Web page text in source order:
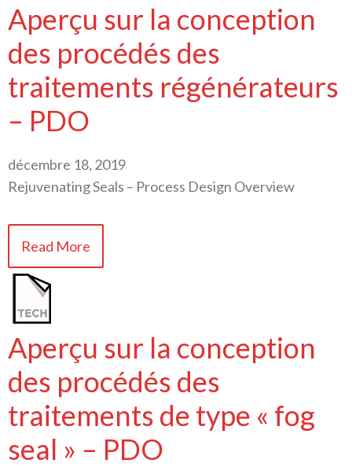
Aperçu sur la conception
des procédés des
traitements régénérateurs
– PDO
décembre 18, 2019
Rejuvenating Seals – Process Design Overview
Read More
Aperçu sur la conception
des procédés des
traitements de type « fog
seal » – PDO